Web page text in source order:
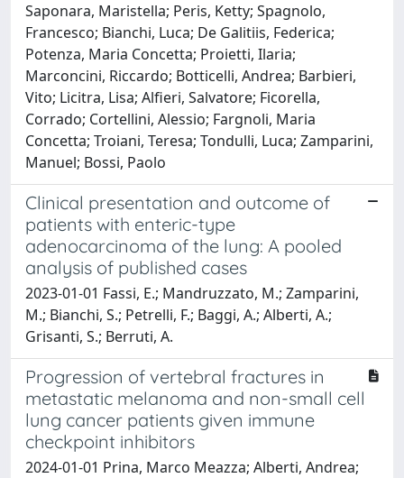
Saponara, Maristella; Peris, Ketty; Spagnolo,
Francesco; Bianchi, Luca; De Galitiis, Federica;
Potenza, Maria Concetta; Proietti, Ilaria;
Marconcini, Riccardo; Botticelli, Andrea; Barbieri,
Vito; Licitra, Lisa; Alfieri, Salvatore; Ficorella,
Corrado; Cortellini, Alessio; Fargnoli, Maria
Concetta; Troiani, Teresa; Tondulli, Luca; Zamparini,
Manuel; Bossi, Paolo
Clinical presentation and outcome of
patients with enteric-type
adenocarcinoma of the lung: A pooled
analysis of published cases
2023-01-01 Fassi, E.; Mandruzzato, M.; Zamparini,
M.; Bianchi, S.; Petrelli, F.; Baggi, A.; Alberti, A.;
Grisanti, S.; Berruti, A.
Progression of vertebral fractures in
metastatic melanoma and non-small cell
lung cancer patients given immune
checkpoint inhibitors
2024-01-01 Prina, Marco Meazza; Alberti, Andrea;